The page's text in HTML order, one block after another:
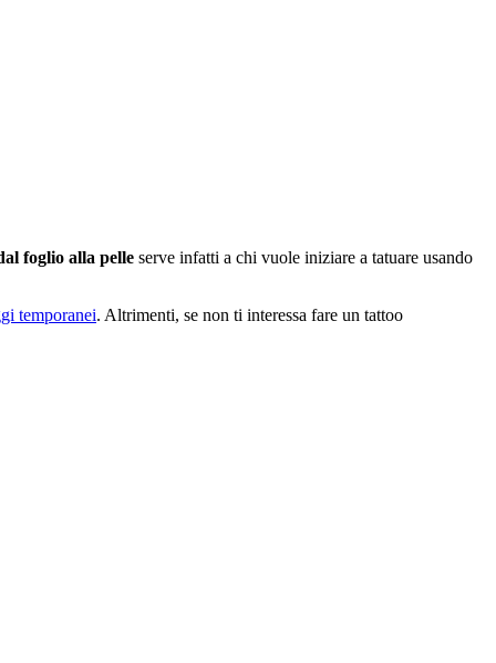
foglio alla pelle serve infatti a chi vuole iniziare a tatuare usando
temporanei. Altrimenti, se non ti interessa fare un tattoo